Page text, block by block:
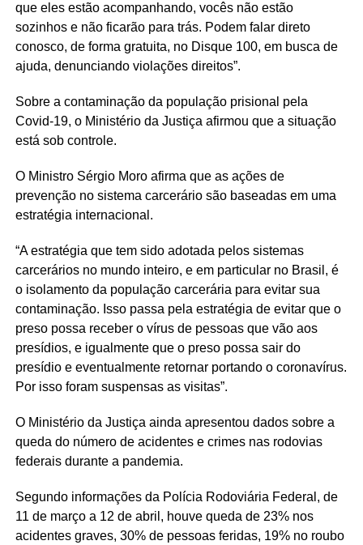
que eles estão acompanhando, vocês não estão
sozinhos e não ficarão para trás. Podem falar direto
conosco, de forma gratuita, no Disque 100, em busca de
ajuda, denunciando violações direitos”.
Sobre a contaminação da população prisional pela
Covid-19, o Ministério da Justiça afirmou que a situação
está sob controle.
O Ministro Sérgio Moro afirma que as ações de
prevenção no sistema carcerário são baseadas em uma
estratégia internacional.
“A estratégia que tem sido adotada pelos sistemas
carcerários no mundo inteiro, e em particular no Brasil, é
o isolamento da população carcerária para evitar sua
contaminação. Isso passa pela estratégia de evitar que o
preso possa receber o vírus de pessoas que vão aos
presídios, e igualmente que o preso possa sair do
presídio e eventualmente retornar portando o coronavírus.
Por isso foram suspensas as visitas”.
O Ministério da Justiça ainda apresentou dados sobre a
queda do número de acidentes e crimes nas rodovias
federais durante a pandemia.
Segundo informações da Polícia Rodoviária Federal, de
11 de março a 12 de abril, houve queda de 23% nos
acidentes graves, 30% de pessoas feridas, 19% no roubo